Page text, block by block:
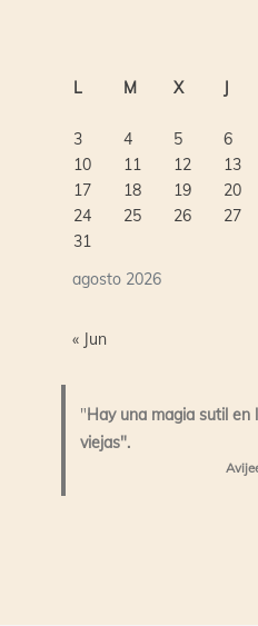
agosto 2026
L M X J
3
4 5 6
10
11 12 13
17
18 19 20
24
25 26 27
31
« Jun
"Hay una magia sutil en
viejas".